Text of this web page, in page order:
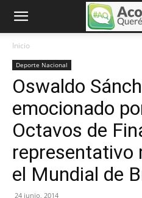
Inicio
Deporte Nacional
Oswaldo
emocionado
Octavos de
representativo
el Mundial de
24 junio, 2014